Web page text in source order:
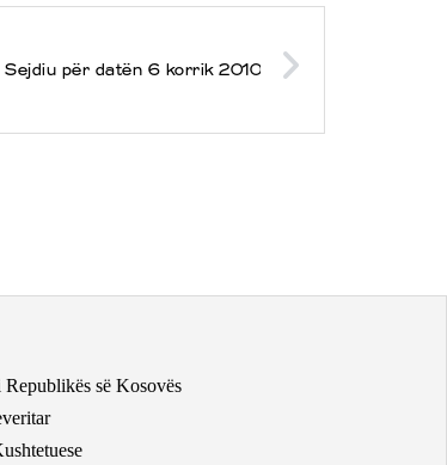
për datën 6 korrik 2010
së Kosovës